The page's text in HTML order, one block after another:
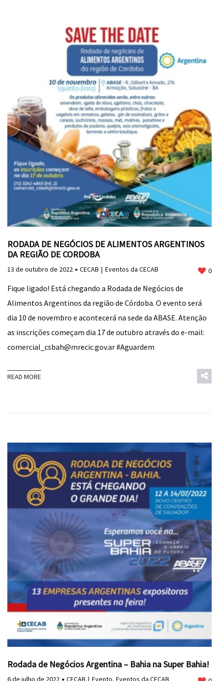
RODADA DE NEGÓCIOS DE ALIMENTOS ARGENTINOS
DA REGIÃO DE CORDOBA
13 de outubro de 2022 CECAB Eventos da CECAB 0
Fique ligado! Está chegando a Rodada de Negócios de
Alimentos Argentinos da região de Córdoba. O evento será
dia 10 de novembro e acontecerá na sede da ABASE. Atenção
as inscrições começam dia 17 de outubro através do e-mail:
comercial_csbah@mrecic.gov.ar #Aguardem
READ MORE
Rodada de Negócios Argentina – Bahia na Super Bahia!
6 de julho de 2022 CECAB Evento, Eventos da CECAB